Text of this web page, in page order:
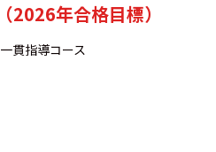
2026年合格目標）
貫指導コース